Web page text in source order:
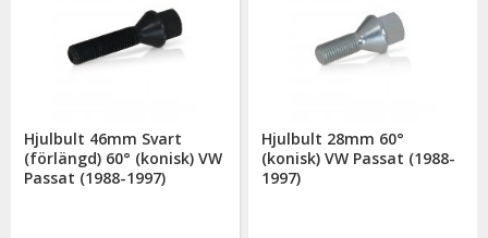
Hjulbult 46mm Svart
(förlängd) 60° (konisk) VW
Passat (1988-1997)
Hjulbult 28mm 60°
(konisk) VW Passat (1988-
1997)